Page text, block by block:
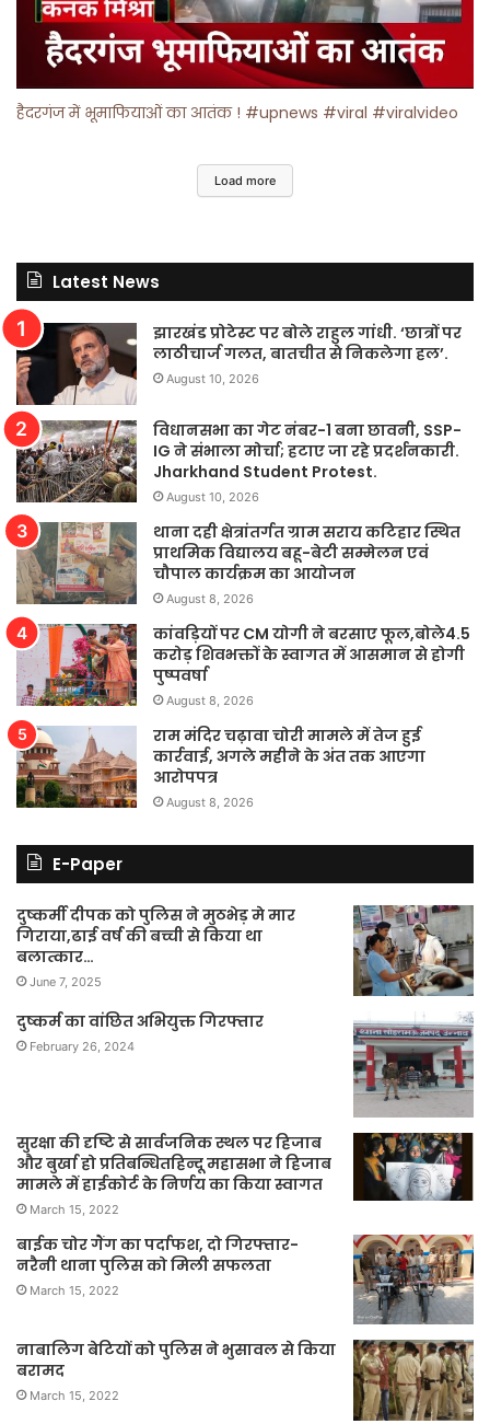
हैदरगंज में भूमाफियाओं का आतंक ! #upnews #viral #viralvideo
Load more
Latest News
झारखंड प्रोटेस्ट पर बोले राहुल गांधी. ‘छात्रों पर
लाठीचार्ज गलत, बातचीत से निकलेगा हल’.
August 10, 2026
विधानसभा का गेट नंबर-1 बना छावनी, SSP-
IG ने संभाला मोर्चा; हटाए जा रहे प्रदर्शनकारी.
Jharkhand Student Protest.
August 10, 2026
थाना दही क्षेत्रांतर्गत ग्राम सराय कटिहार स्थित
प्राथमिक विद्यालय बहू-बेटी सम्मेलन एवं
चौपाल कार्यक्रम का आयोजन
August 8, 2026
कांवड़ियों पर CM योगी ने बरसाए फूल,बोले4.5
करोड़ शिवभक्तों के स्वागत में आसमान से होगी
पुष्पवर्षा
August 8, 2026
राम मंदिर चढ़ावा चोरी मामले में तेज हुई
कार्रवाई, अगले महीने के अंत तक आएगा
आरोपपत्र
August 8, 2026
E-Paper
दुष्कर्मी दीपक को पुलिस ने मुठभेड़ मे मार
गिराया,ढाई वर्ष की बच्ची से किया था
बलात्कार…
June 7, 2025
दुष्कर्म का वांछित अभियुक्त गिरफ्तार
February 26, 2024
सुरक्षा की दृष्टि से सार्वजनिक स्थल पर हिजाब
और बुर्खा हो प्रतिबन्धितहिन्दू महासभा ने हिजाब
मामले में हाईकोर्ट के निर्णय का किया स्वागत
March 15, 2022
बाईक चोर गैंग का पर्दाफश, दो गिरफ्तार-
नरैनी थाना पुलिस को मिली सफलता
March 15, 2022
नाबालिग बेटियों को पुलिस ने भुसावल से किया
बरामद
March 15, 2022